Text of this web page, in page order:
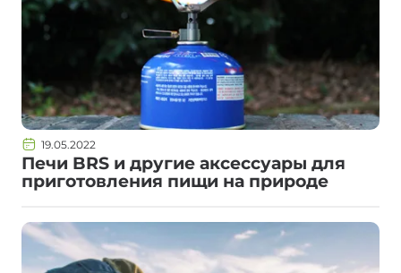
19.05.2022
Печи BRS и другие аксессуары для
приготовления пищи на природе